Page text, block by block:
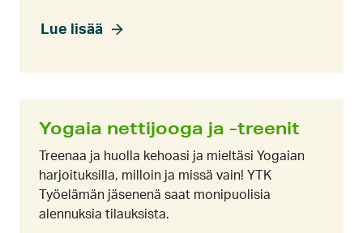
Lue lisää
Yogaia nettijooga ja -treenit
Treenaa ja huolla kehoasi ja mieltäsi Yogaian
harjoituksilla, milloin ja missä vain! YTK
Työelämän jäsenenä saat monipuolisia
alennuksia tilauksista.